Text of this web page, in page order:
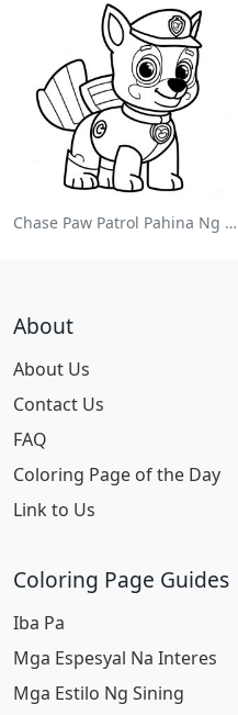
Chase Paw Patrol Pahina Ng Kulay
About
About Us
Contact Us
FAQ
Coloring Page of the Day
Link to Us
Coloring Page Guides
Iba Pa
Mga Espesyal Na Interes
Mga Estilo Ng Sining